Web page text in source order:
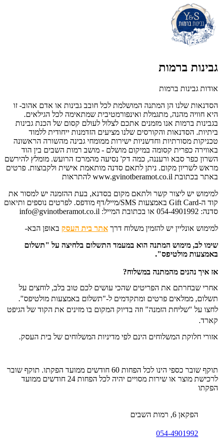
גבינות ברמות
אודות גבינות ברמות
הסדנאות שלנו הן המתנה המושלמת לכל חובב גבינות או אדם אהוב- זו
היא חוויה מהנה, מתגמלת ואינפורמטיבית שמתאימה לכל הגילאים.
בגבינות ברמות אנו מזמנים אתכם לצלול לעולם קסום של הכנת גבינות
ביתיות. הסדנאות והקורסים שלנו מציעים הזדמנות ייחודית ללמוד
טכניקות מסורתיות וחדשניות ישירות ממומחי גבינה מהשורה הראשונה
באווירה כפרית קסומה במיקום מושלם - מושב רמות השבים בין הוד
השרון כפר סבא ורעננה, כמה דק' נסיעה מהמרכז הרועש. מומלץ להירשם
מראש לשריון מקום. ניתן לתאם סדנה מותאמת אישית ולקבוצות. פרטים
באתר בכתובת www.gvinotberamot.co.il להתראות
למימוש יש ליצור קשר ולתאם מקום בסדנא, בעת ההזמנה יש למסור את
קוד ה-Gift Card באמצעות SMS/מייל/דף מודפס. לפרטים נוספים ותיאום
סדנה: 054-4901992 או בכתובת המייל:
info@gvinotberamot.co.il
למימוש אונליין יש להזמין משלוח דרך אתר בית העסק באופן הבא-
שימו לב, מימוש המתנה הוא במעמד התשלום בלחיצה על "תשלום
באמצעות מולטיפס".
אז איך נהנים מהמתנה במשלוח?
אחרי שבחרתם את הפריטים שהכי עושים לכם טוב בלב, לוחצים על
תשלום, ממלאים פרטים ומתקדמים ל-"תשלום באמצעות מולטיפס".
לחצו על "שליחת הזמנה" וזה בדיוק המקום בו מזינים את הקוד של הגיפט
קארד.
אזורי חלוקת המשלוחים הינם לפי מדיניות המשלוחים של בית העסק.
תוקף שובר כספי הינו לכל הפחות 60 חודשים ממועד הפקתו. תוקף שובר
לרכישת מוצר או שירות מסויים יהיה לכל הפחות 24 חודשים ממועד
הפקתו
הפקאן 6, רמות השבים
054-4901992